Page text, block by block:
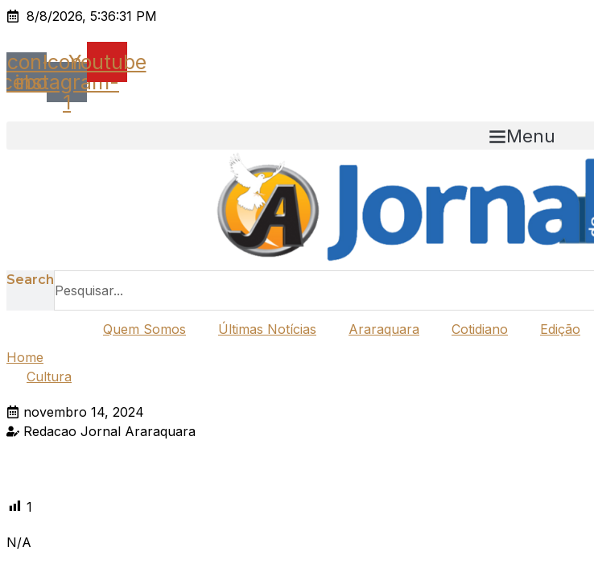
Ir
o
conteúdo
8/8/2026, 5:36:31 PM
Icon-Icon-
instagram-
1
Youtube
Menu
Search
Quem Somos
Últimas Notícias Araraquara Cotidiano Edição
Home
Cultura
novembro 14, 2024
Redacao Jornal Araraquara
1
N/A